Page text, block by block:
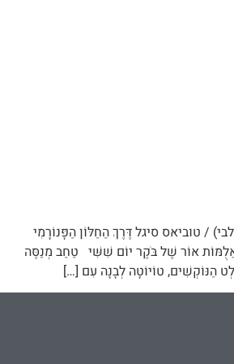
/ טוביאס סיגל דֶּרֶךְ הַחַלּוֹן הַפָּנוֹרָמִי
אוֹר שֶׁל בֹּקֶר יוֹם שִׁשִּׁי טַחַב מְנַסֶּה
הַנּוֹקְשִׁים, טוֹיוֹטָה לְבָנָה עִם […]